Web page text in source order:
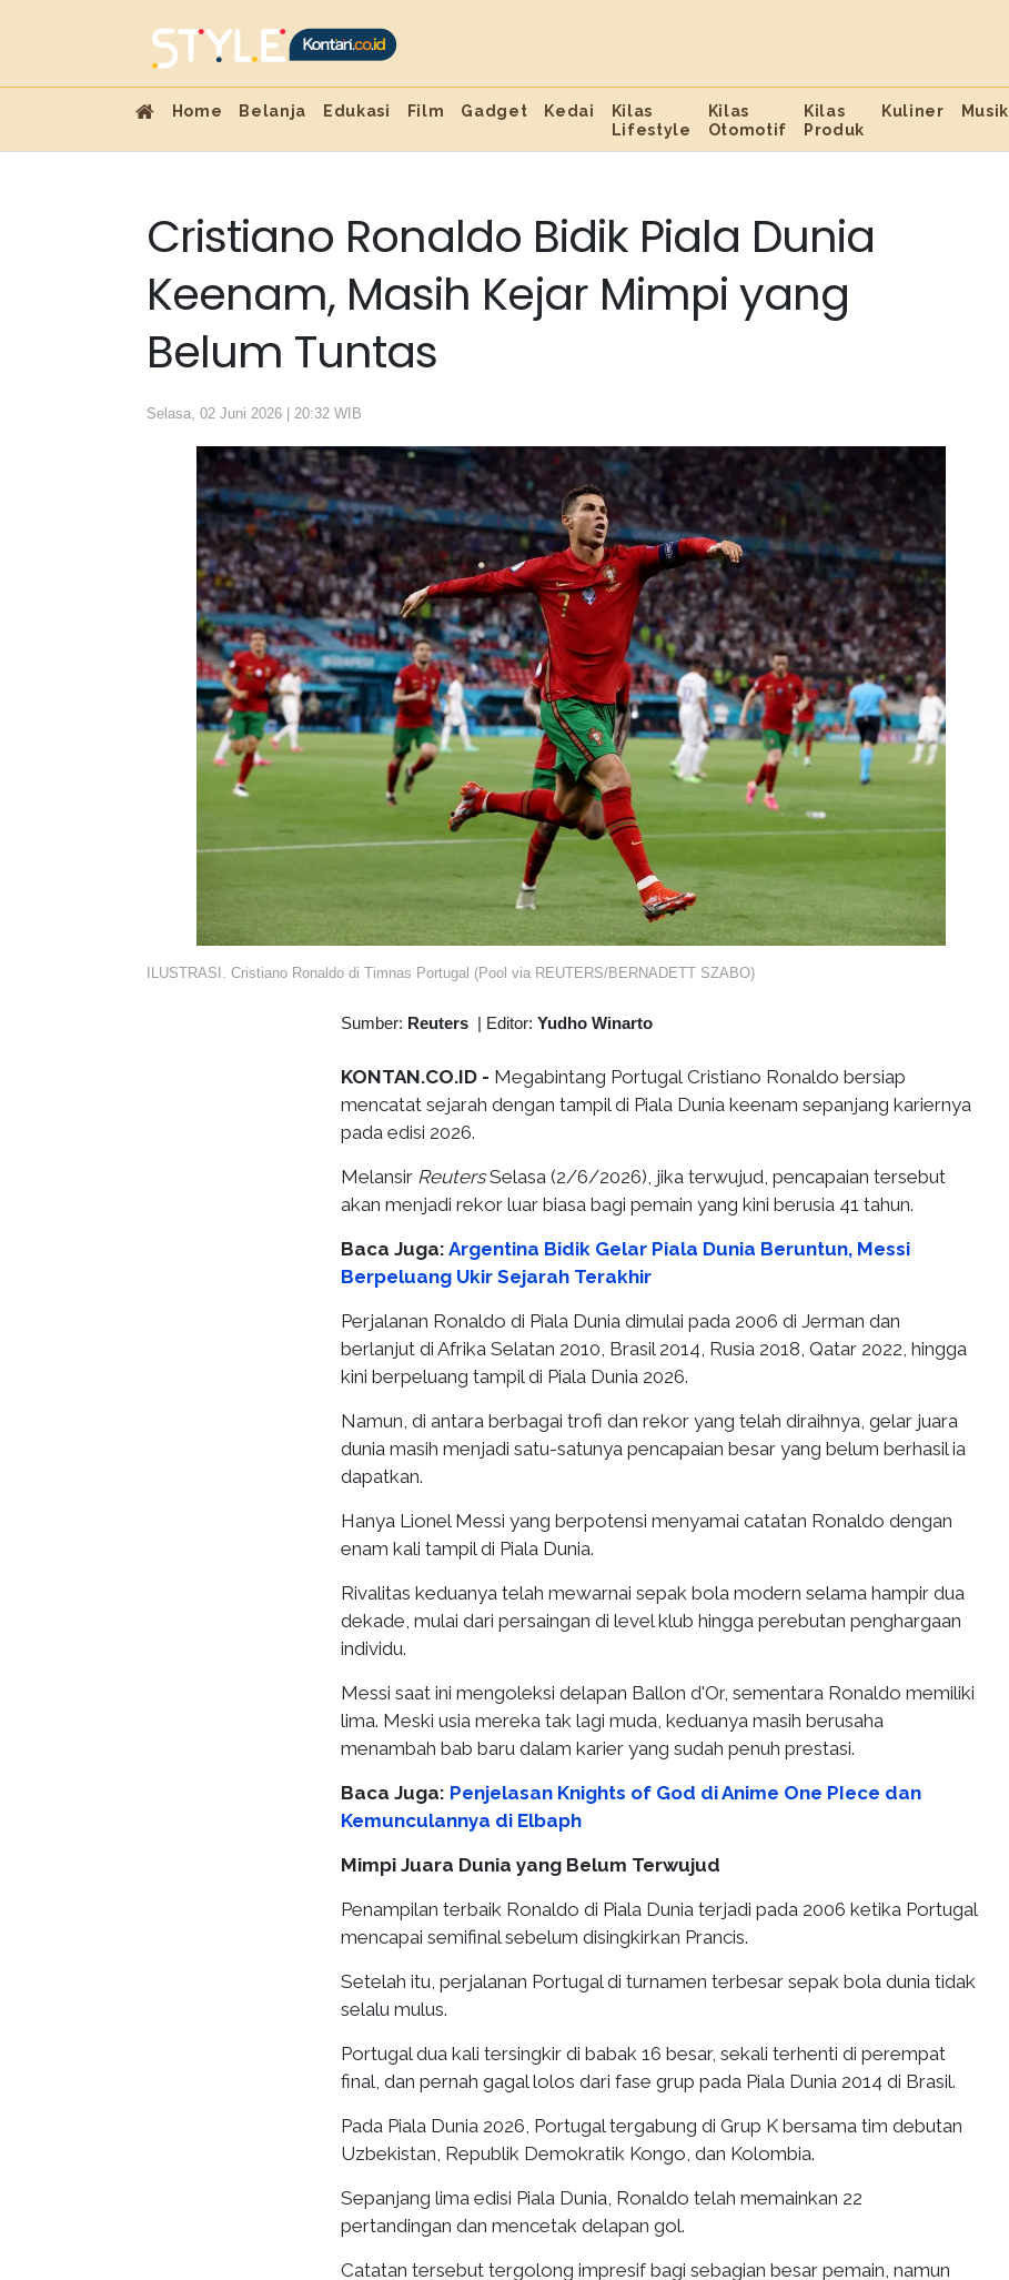
Home Belanja Edukasi Film Gadget Kedai
Kilas
Lifestyle
Kilas
Otomotif
Kilas
Produk
Kuliner Musik
Cristiano Ronaldo Bidik Piala Dunia
Keenam, Masih Kejar Mimpi yang
Belum Tuntas
Selasa, 02 Juni 2026 | 20:32 WIB
ILUSTRASI. Cristiano Ronaldo di Timnas Portugal (Pool via REUTERS/BERNADETT SZABO)
Sumber: Reuters | Editor: Yudho Winarto
KONTAN.CO.ID - Megabintang Portugal Cristiano Ronaldo bersiap
mencatat sejarah dengan tampil di Piala Dunia keenam sepanjang kariernya
pada edisi 2026.
Melansir ReutersSelasa (2/6/2026), jika terwujud, pencapaian tersebut
akan menjadi rekor luar biasa bagi pemain yang kini berusia 41 tahun.
Baca Juga: Argentina Bidik Gelar Piala Dunia Beruntun, Messi
Berpeluang Ukir Sejarah Terakhir
Perjalanan Ronaldo di Piala Dunia dimulai pada 2006 di Jerman dan
berlanjut di Afrika Selatan 2010, Brasil 2014, Rusia 2018, Qatar 2022, hingga
kini berpeluang tampil di Piala Dunia 2026.
Namun, di antara berbagai trofi dan rekor yang telah diraihnya, gelar juara
dunia masih menjadi satu-satunya pencapaian besar yang belum berhasil ia
dapatkan.
Hanya Lionel Messi yang berpotensi menyamai catatan Ronaldo dengan
enam kali tampil di Piala Dunia.
Rivalitas keduanya telah mewarnai sepak bola modern selama hampir dua
dekade, mulai dari persaingan di level klub hingga perebutan penghargaan
individu.
Messi saat ini mengoleksi delapan Ballon d'Or, sementara Ronaldo memiliki
lima. Meski usia mereka tak lagi muda, keduanya masih berusaha
menambah bab baru dalam karier yang sudah penuh prestasi.
Baca Juga: Penjelasan Knights of God di Anime One PIece dan
Kemunculannya di Elbaph
Mimpi Juara Dunia yang Belum Terwujud
Penampilan terbaik Ronaldo di Piala Dunia terjadi pada 2006 ketika Portugal
mencapai semifinal sebelum disingkirkan Prancis.
Setelah itu, perjalanan Portugal di turnamen terbesar sepak bola dunia tidak
selalu mulus.
Portugal dua kali tersingkir di babak 16 besar, sekali terhenti di perempat
final, dan pernah gagal lolos dari fase grup pada Piala Dunia 2014 di Brasil.
Pada Piala Dunia 2026, Portugal tergabung di Grup K bersama tim debutan
Uzbekistan, Republik Demokratik Kongo, dan Kolombia.
Sepanjang lima edisi Piala Dunia, Ronaldo telah memainkan 22
pertandingan dan mencetak delapan gol.
Catatan tersebut tergolong impresif bagi sebagian besar pemain, namun